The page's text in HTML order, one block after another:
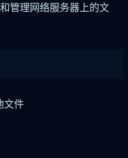
管理网络服务器上的文
文件